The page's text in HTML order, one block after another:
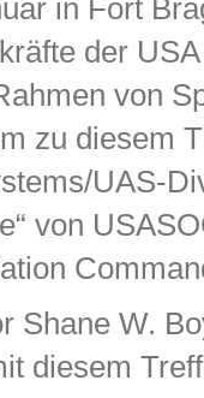
in Fort
der
von
zu diesem
UAS-
von
Shane W.
diesem